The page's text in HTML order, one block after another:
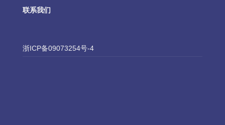
联系我们
浙ICP备09073254号-4